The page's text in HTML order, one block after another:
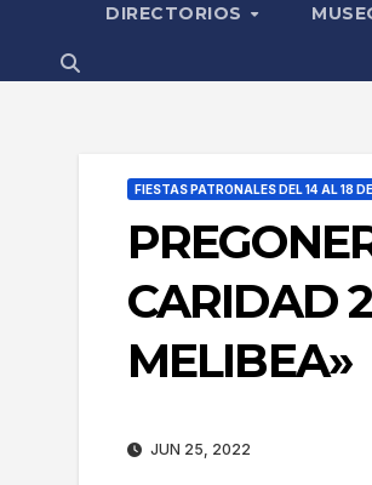
DIRECTORIOS
FIESTAS PATRONALES DEL 14 AL 18
CARIDAD
MELIBEA»
JUN 25, 2022